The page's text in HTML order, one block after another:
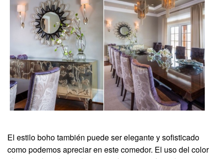
El estilo boho también puede ser elegante y sofisticado
como podemos apreciar en este comedor. El uso del color